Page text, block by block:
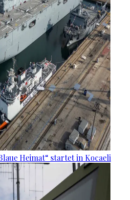
Heimat“ startet in Kocaeli